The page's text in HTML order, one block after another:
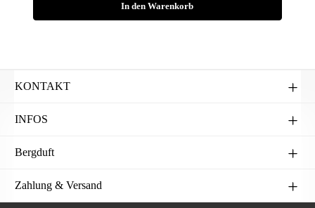
In den Warenkorb
KONTAKT
INFOS
Bergduft
Zahlung & Versand